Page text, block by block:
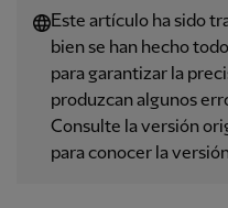
Este artículo ha sido
bien se han hecho
para garantizar la
produzcan algunos
Consulte la versión
para conocer la